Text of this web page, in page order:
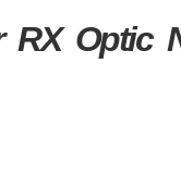
RX Optic